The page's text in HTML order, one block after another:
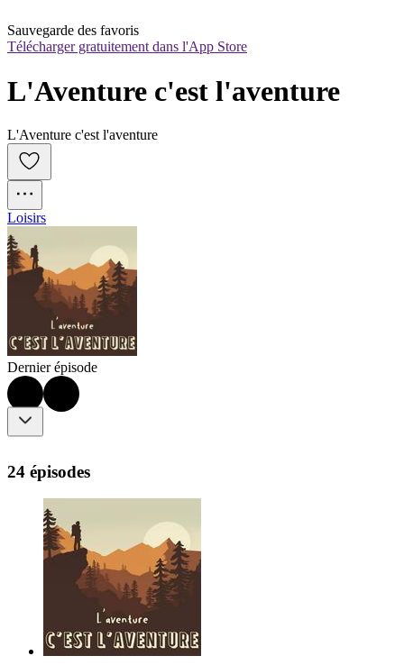
Sauvegarde des favoris
Télécharger gratuitement dans l'App Store
L'Aventure c'est l'aventure
L'Aventure c'est l'aventure
Loisirs
Dernier épisode
24 épisodes